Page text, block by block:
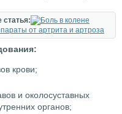
статья:
от артрита и артроза
крови;
и околосуставных
органов;